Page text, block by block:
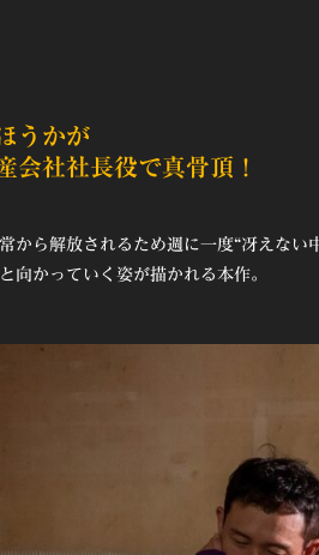
うかが
会社社長役で真骨頂！
から解放されるため週に一度“冴えな
向かっていく姿が描かれる本作。